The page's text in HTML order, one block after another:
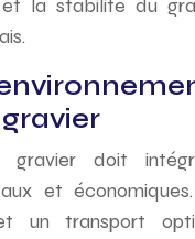
la stabilité du
doit
et
un transport